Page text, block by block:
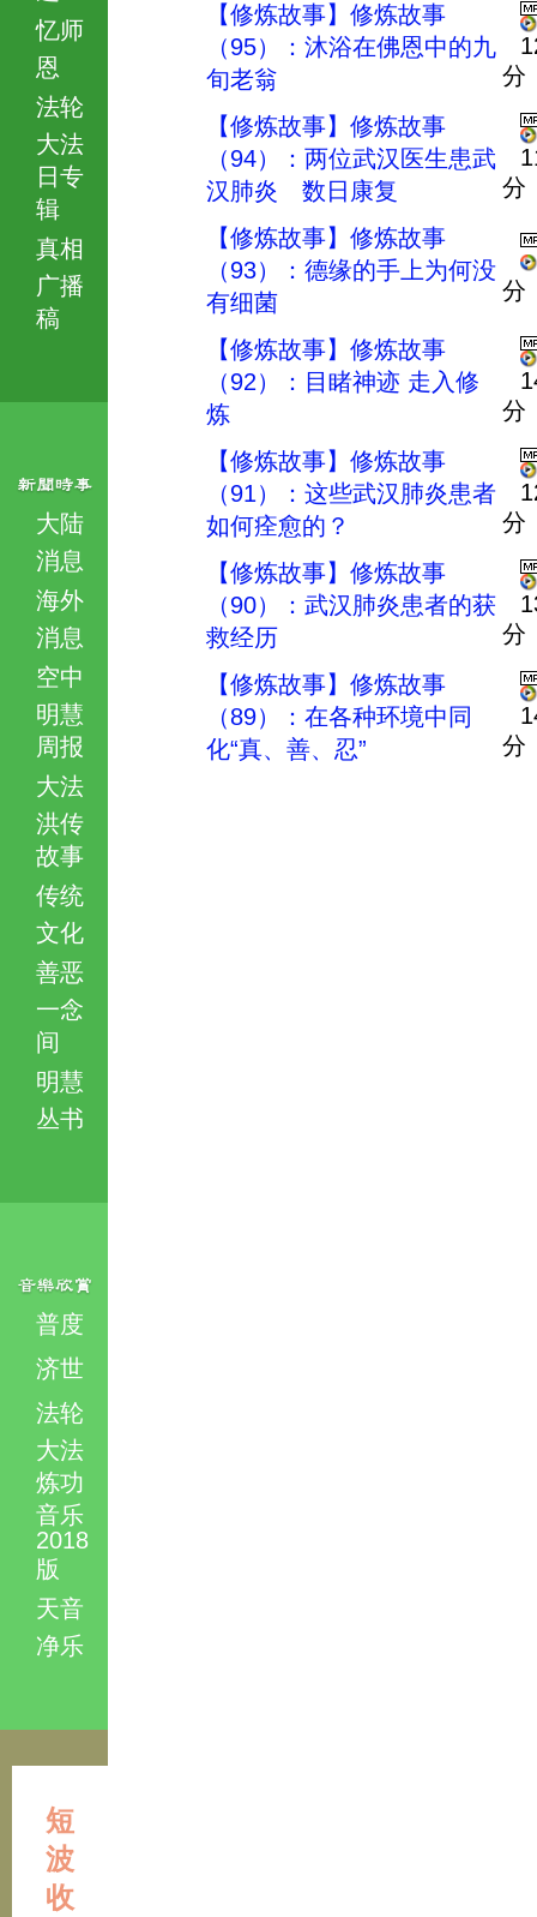
忆师
恩
法轮
大法
日专
辑
真相
广播
稿
大陆
消息
海外
消息
空中
明慧
周报
大法
洪传
故事
传统
文化
善恶
一念
间
明慧
丛书
普度
济世
法轮
大法
炼功
音乐
2018
版
天音
净乐
短
波
收
【修炼故事】修炼故事
（95）：沐浴在佛恩中的九
旬老翁
分
【修炼故事】修炼故事
（94）：两位武汉医生患武
汉肺炎 数日康复
分
【修炼故事】修炼故事
（93）：德缘的手上为何没
有细菌
分
【修炼故事】修炼故事
（92）：目睹神迹 走入修
炼
分
【修炼故事】修炼故事
（91）：这些武汉肺炎患者
如何痊愈的？
分
【修炼故事】修炼故事
（90）：武汉肺炎患者的获
救经历
分
【修炼故事】修炼故事
（89）：在各种环境中同
化“真、善、忍”
分